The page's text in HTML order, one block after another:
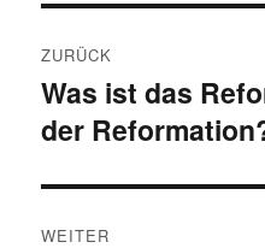
ZURÜCK
Vorheriger
Beitrag:
Was ist das
der
WEITER